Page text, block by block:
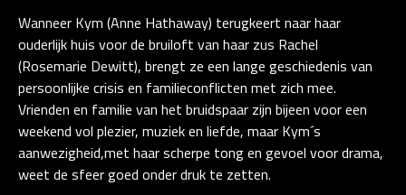
Wanneer Kym (Anne Hathaway) terugkeert naar haar
ouderlijk huis voor de bruiloft van haar zus Rachel
(Rosemarie Dewitt), brengt ze een lange geschiedenis van
persoonlijke crisis en familieconflicten met zich mee.
Vrienden en familie van het bruidspaar zijn bijeen voor een
weekend vol plezier, muziek en liefde, maar Kym´s
aanwezigheid,met haar scherpe tong en gevoel voor drama,
weet de sfeer goed onder druk te zetten.